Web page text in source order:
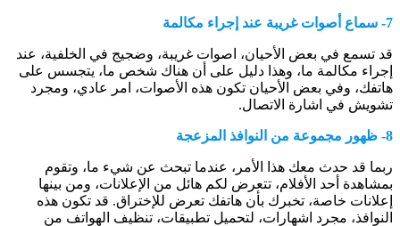
7- سماع أصوات غريبة عند إجراء مكالمة
قد تسمع في بعض الأحيان، اصوات غريبة، وضجيج في الخلفية، عند
إجراء مكالمة ما، وهذا دليل على أن هناك شخص ما، يتجسس على
هاتفك، وفي بعض الأحيان تكون هذه الأصوات، امر عادي، ومجرد
تشويش في اشارة الاتصال.
8- ظهور مجموعة من النوافذ المزعجة
ربما قد حدث معك هذا الأمر، عندما تبحث عن شيء ما، وتقوم
بمشاهدة أحد الأفلام، تتعرض لكم هائل من الإعلانات، ومن بينها
إعلانات خاصة، تخبرك بأن هاتفك تعرض للإختراق. قد تكون هذه
النوافذ، مجرد اشهارات، لتحميل تطبيقات، تنظيف الهواتف من